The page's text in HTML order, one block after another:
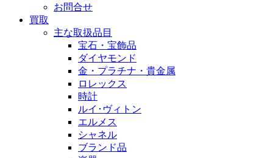
お問合せ
買取
主な取扱品目
宝石・宝飾品
ダイヤモンド
金・プラチナ・貴金属
ロレックス
時計
ルイ･ヴィトン
エルメス
シャネル
ブランド品